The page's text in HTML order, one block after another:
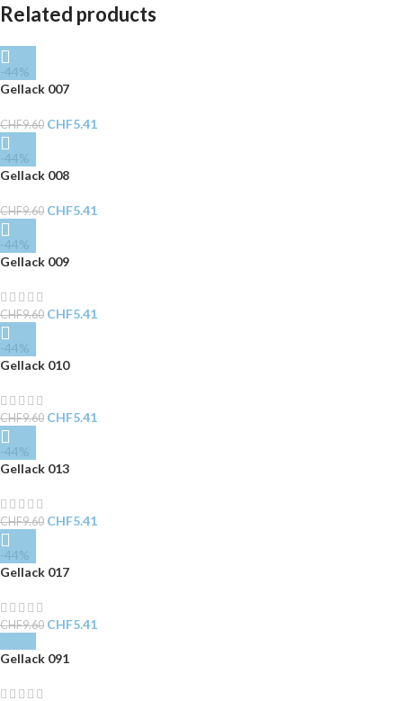
Related products
-44%
Gellack 007
CHF9.60 CHF5.41
-44%
Gellack 008
CHF9.60 CHF5.41
-44%
Gellack 009
CHF9.60 CHF5.41
-44%
Gellack 010
CHF9.60 CHF5.41
-44%
Gellack 013
CHF9.60 CHF5.41
-44%
Gellack 017
CHF9.60 CHF5.41
Gellack 091